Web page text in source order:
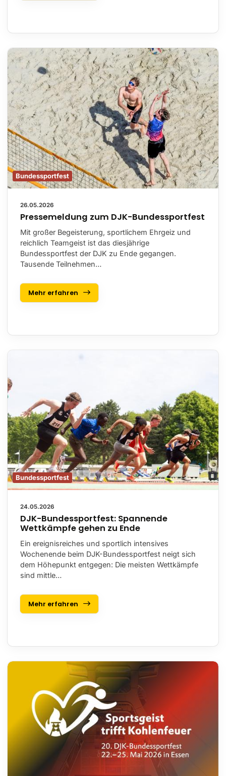
Bundessportfest
26.05.2026
Pressemeldung zum DJK-Bundessportfest
Mit großer Begeisterung, sportlichem Ehrgeiz und
reichlich Teamgeist ist das diesjährige
Bundessportfest der DJK zu Ende gegangen.
Tausende Teilnehmen…
Mehr erfahren
Bundessportfest
24.05.2026
DJK-Bundessportfest: Spannende
Wettkämpfe gehen zu Ende
Ein ereignisreiches und sportlich intensives
Wochenende beim DJK-Bundessportfest neigt sich
dem Höhepunkt entgegen: Die meisten Wettkämpfe
sind mittle…
Mehr erfahren